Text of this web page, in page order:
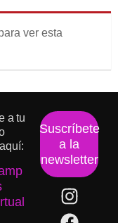
ver esta
a tu
Suscríbete
a la
newsletter